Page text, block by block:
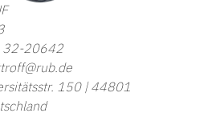
20642
150 | 44801